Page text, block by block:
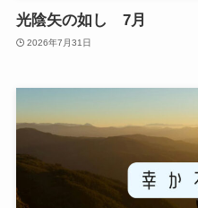
光陰矢の如し 7月
2026年7月31日